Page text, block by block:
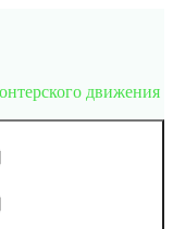
движения